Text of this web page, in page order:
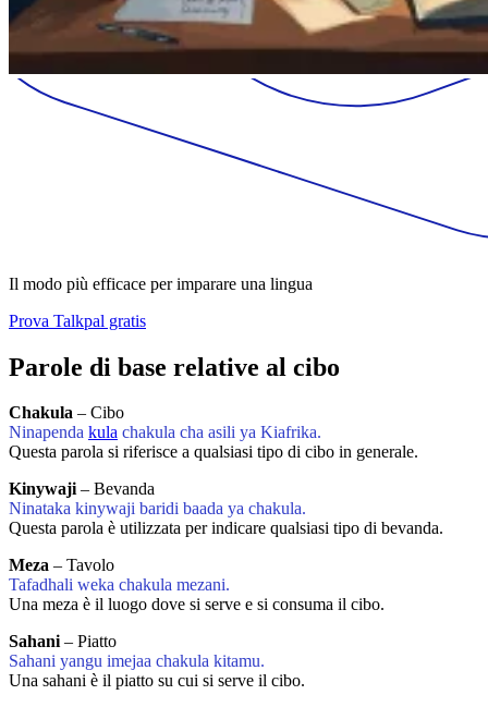
Il modo più efficace per imparare una lingua
Prova Talkpal gratis
Parole di base relative al cibo
Chakula – Cibo
Ninapenda kula chakula cha asili ya Kiafrika.
Questa parola si riferisce a qualsiasi tipo di cibo in generale.
Kinywaji– Bevanda
Ninataka kinywaji baridi baada ya chakula.
Questa parola è utilizzata per indicare qualsiasi tipo di bevanda.
Meza – Tavolo
Tafadhali weka chakula mezani.
Una meza è il luogo dove si serve e si consuma il cibo.
Sahani– Piatto
Sahani yangu imejaa chakula kitamu.
Una sahani è il piatto su cui si serve il cibo.